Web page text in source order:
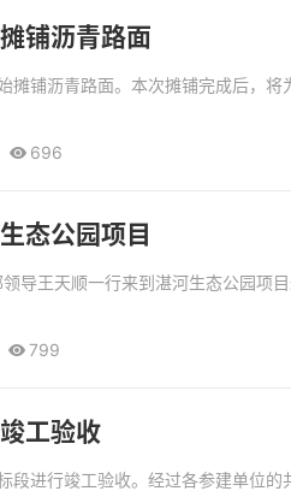
铺沥青路面
摊铺沥青路面。本次摊铺完成后，
696
态公园项目
导王天顺一行来到湛河生态公园项
799
工验收
段进行竣工验收。经过各参建单位